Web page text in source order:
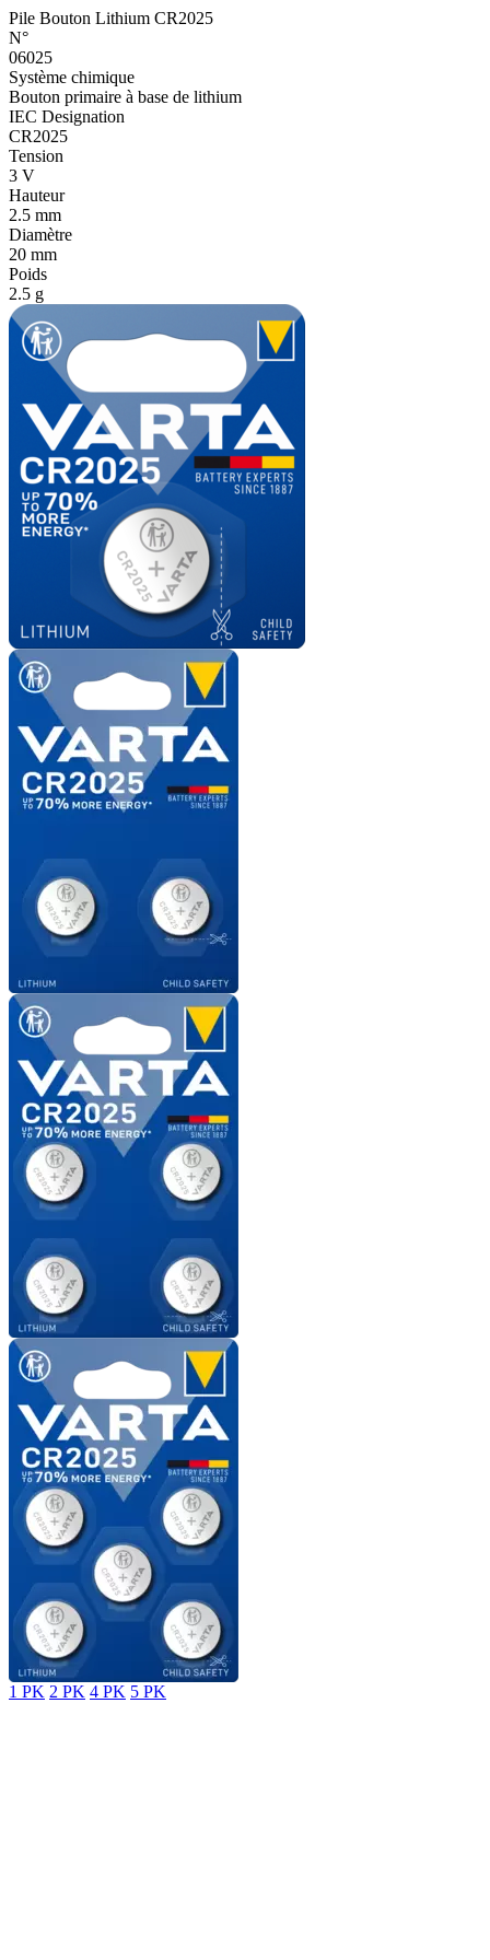
Pile Bouton Lithium CR2025
N°
06025
Système chimique
Bouton primaire à base de lithium
IEC Designation
CR2025
Tension
3 V
Hauteur
2.5 mm
Diamètre
20 mm
Poids
2.5 g
1 PK 2 PK 4 PK 5 PK